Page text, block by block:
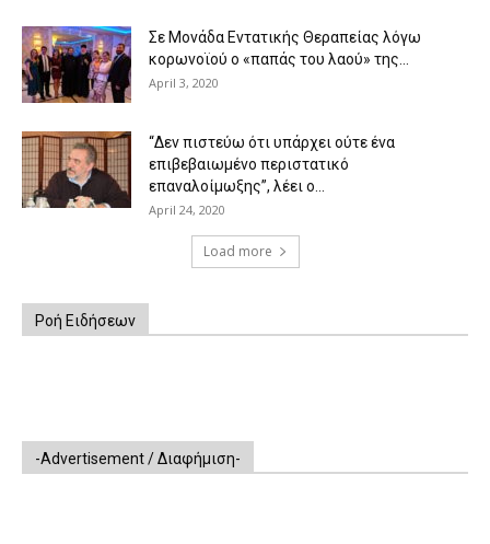
Σε Μονάδα Εντατικής Θεραπείας λόγω
κορωνοϊού ο «παπάς του λαού» της...
April 3, 2020
“Δεν πιστεύω ότι υπάρχει ούτε ένα
επιβεβαιωμένο περιστατικό
επαναλοίμωξης”, λέει ο...
April 24, 2020
Load more
Ροή Ειδήσεων
-Advertisement / Διαφήμιση-